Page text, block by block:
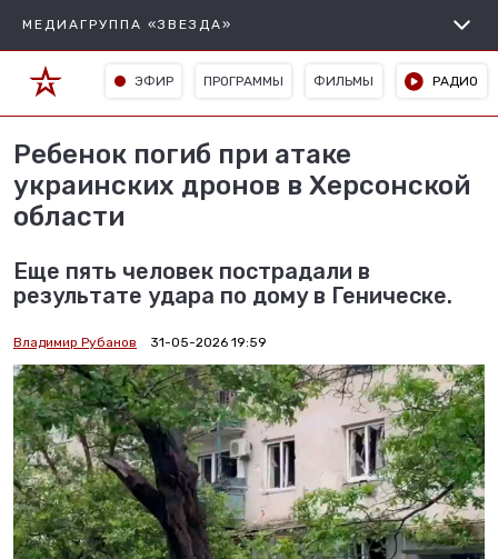
МЕДИАГРУППА «ЗВЕЗДА»
ЭФИР ПРОГРАММЫ ФИЛЬМЫ РАДИО
Ребенок погиб при атаке
украинских дронов в Херсонской
области
Еще пять человек пострадали в
результате удара по дому в Геническе.
Владимир Рубанов 31-05-2026 19:59